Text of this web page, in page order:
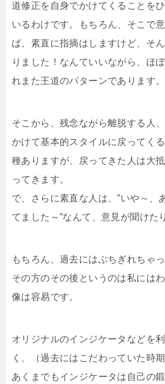
道修正を自身でかけてくることを
いるわけです。もちろん、そこで
ば、素直に指摘はしますけど、そ
りました！なんていいながら、ほ
れまた王道のパターンであります。
そこから、残念ながら離脱する人
かけて基本的スタイルに戻ってく
種ありますが、戻ってきた人は大
ってきます。
で、さらに素直な人は、”いや～、
てました～”なんて、意見が聞けた
もちろん、過去にはぶちぎれちゃ
その方のその後というのは私には
像は容易です。
オリジナルのインジケータなどを
く、（過去にはこだわっていた時
あくまでもインジケータは自己の